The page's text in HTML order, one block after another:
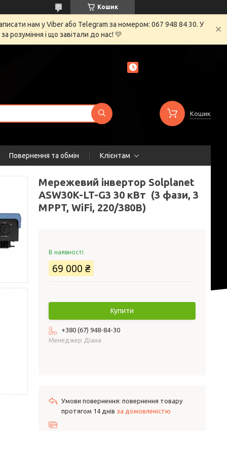
Кошик
нам у Viber або Telegram за номером: 067 948 84 30. У
розуміння і що завітали до нас! 💛
Кошик
Повернення та обмін Клієнтам
Мережевий інвертор Solplanet
ASW30K-LT-G3 30 кВт (3 фази, 3
MPPT, WiFi, 220/380В)
В наявності
69 000 ₴
Купити
+380 (67) 948-84-30
Менеджер Діана
повернення товару
протягом 14 днів за домовленістю